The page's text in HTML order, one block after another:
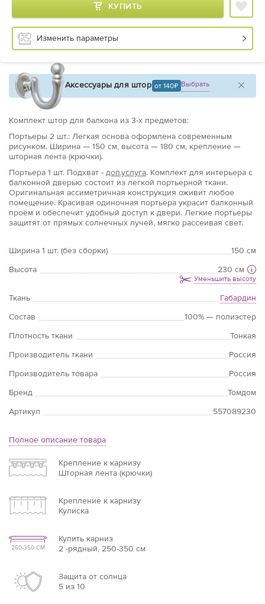
КУПИТЬ
Изменить параметры
Аксессуары для штор от 140 Выбрать
Комплект штор для балкона из 3-х предметов:
Портьеры 2 шт.: Легкая основа оформлена современным
рисунком. Ширина — 150 см, высота — 180 см, крепление —
шторная лента (крючки).
Портьера 1 шт. Подхват - доп.услуга. Комплект для интерьера с
балконной дверью состоит из легкой портьерной ткани.
Оригинальная ассиметричная конструкция оживит любое
помещение. Красивая одиночная портьера украсит балконный
проём и обеспечит удобный доступ к двери. Легкие портьеры
защитят от прямых солнечных лучей, мягко рассеивая свет.
Ширина 1 шт. (без сборки)
150 см
Высота
230 см
Уменьшить высоту
Ткань
Габардин
Состав
100% — полиэстер
Плотность ткани
Тонкая
Производитель ткани
Россия
Производитель товара
Россия
Бренд
Томдом
Артикул
557089230
Полное описание товара
Крепление к карнизу
Шторная лента (крючки)
Крепление к карнизу
Кулиска
250-350 СМ
Купить карниз
2 -рядный, 250-350 см
Защита от солнца
5 из 10